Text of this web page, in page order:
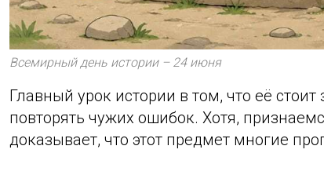
Всемирный день истории – 24 июня
Главный урок истории в том, что её
повторять чужих ошибок. Хотя,
доказывает, что этот предмет многие